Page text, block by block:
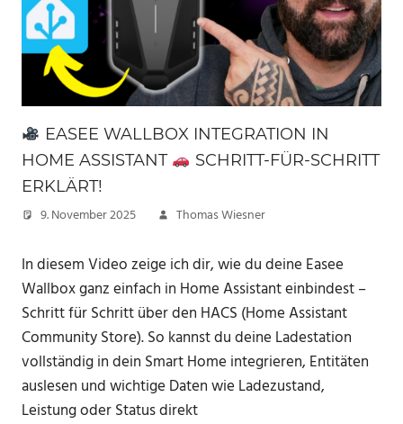
EASEE WALLBOX INTEGRATION IN
HOME ASSISTANT
SCHRITT-FÜR-SCHRITT
ERKLÄRT!
9. November 2025 Thomas Wiesner
In diesem Video zeige ich dir, wie du deine Easee
Wallbox ganz einfach in Home Assistant einbindest –
Schritt für Schritt über den HACS (Home Assistant
Community Store). So kannst du deine Ladestation
vollständig in dein Smart Home integrieren, Entitäten
auslesen und wichtige Daten wie Ladezustand,
Leistung oder Status direkt